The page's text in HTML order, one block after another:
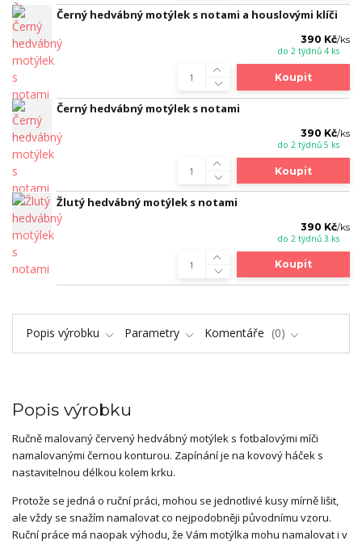
Černý hedvábný motýlek s notami a houslovými klíči
390 Kč/ks
do 2 týdnů 4 ks
Koupit
Černý hedvábný motýlek s notami
390 Kč/ks
do 2 týdnů 5 ks
Koupit
Žlutý hedvábný motýlek s notami
390 Kč/ks
do 2 týdnů 3 ks
Koupit
Popis výrobku Parametry Komentáře 0
Popis výrobku
Ručně malovaný červený hedvábný motýlek s fotbalovými míči
namalovanými černou konturou. Zapínání je na kovový háček s
nastavitelnou délkou kolem krku.
Protože se jedná o ruční práci, mohou se jednotlivé kusy mírně lišit,
ale vždy se snažím namalovat co nejpodobněji původnímu vzoru.
Ruční práce má naopak výhodu, že Vám motýlka mohu namalovat i v